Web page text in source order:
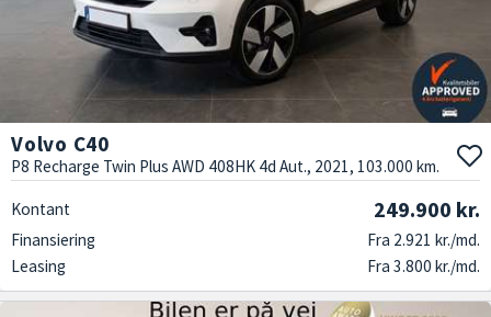
Volvo C40
P8 Recharge Twin Plus AWD 408HK 4d Aut., 2021, 103.000 km.
Kontant 249.900 kr.
Finansiering
Fra 2.921 kr./md.
Leasing
Fra 3.800 kr./md.